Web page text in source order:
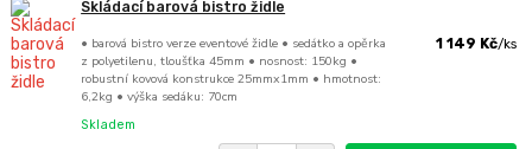
Skládací barová bistro židle
• barová bistro verze eventové židle • sedátko a opěrka
z polyetilenu, tloušťka 45mm • nosnost: 150kg •
robustní kovová konstrukce 25mmx1mm • hmotnost:
6,2kg • výška sedáku: 70cm
1 149 Kč/ks
Skladem